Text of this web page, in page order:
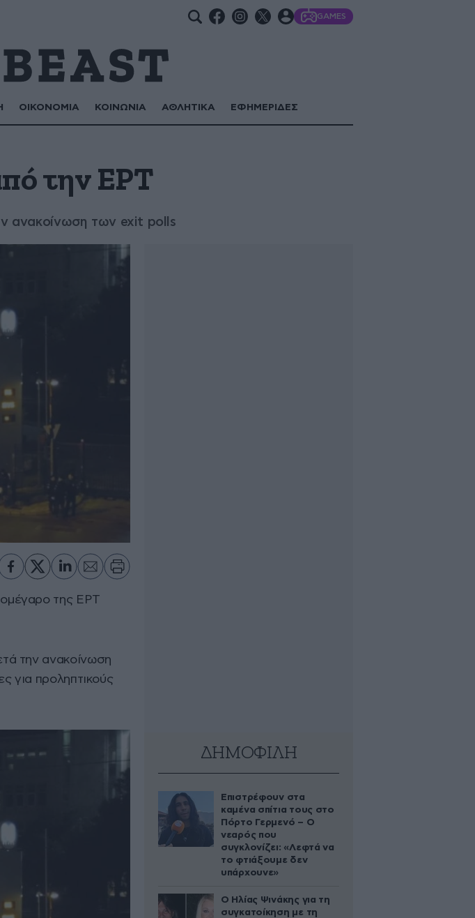
GAMES
ΟΙΚΟΝΟΜΙΑ ΚΟΙΝΩΝΙΑ ΑΘΛΗΤΙΚΑ ΕΦΗΜΕΡΙΔΕΣ
την ΕΡΤ
ανακοίνωση των exit polls
της ΕΡΤ
την ανακοίνωση
για προληπτικούς
ΔΗΜΟΦΙΛΗ
Επιστρέφουν στα
καμένα σπίτια τους στο
Πόρτο Γερμενό – Ο
νεαρός που
συγκλονίζει: «Λεφτά να
το φτιάξουμε δεν
υπάρχουνε»
Ο Ηλίας Ψινάκης για τη
συγκατοίκηση με τη